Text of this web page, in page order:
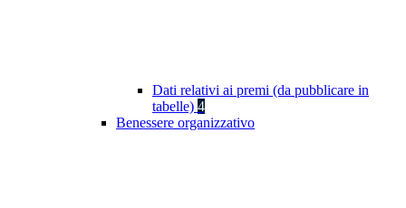
Dati relativi ai premi (da pubblicare in
tabelle) 4
Benessere organizzativo